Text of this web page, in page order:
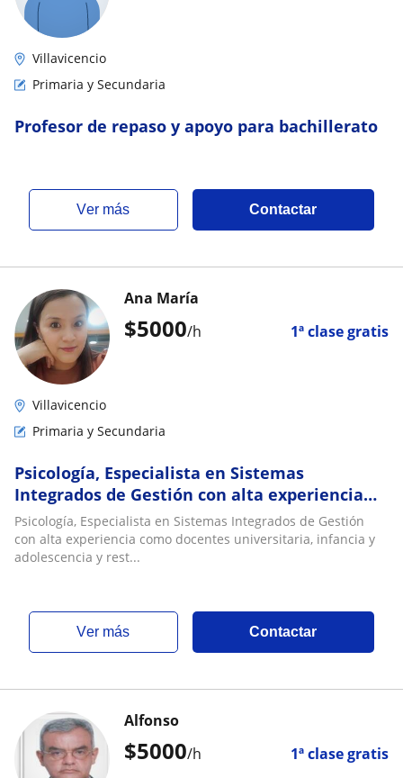
Villavicencio
Primaria y Secundaria
Profesor de repaso y apoyo para bachillerato
ver más Contactar
$5000/h 1ª clase gratis
Ana María
Villavicencio
Primaria y Secundaria
Psicología, Especialista en Sistemas
Integrados de Gestión con alta experiencia
como docentes universitaria, infancia y
adolescencia y restablecimiento de derechos
Psicología, Especialista en Sistemas Integrados de Gestión
con alta experiencia como docentes universitaria, infancia y
adolescencia y rest...
ver más Contactar
$5000/h 1ª clase gratis
Alfonso